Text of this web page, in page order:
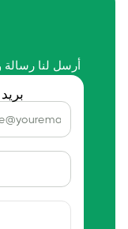
أرسل لنا